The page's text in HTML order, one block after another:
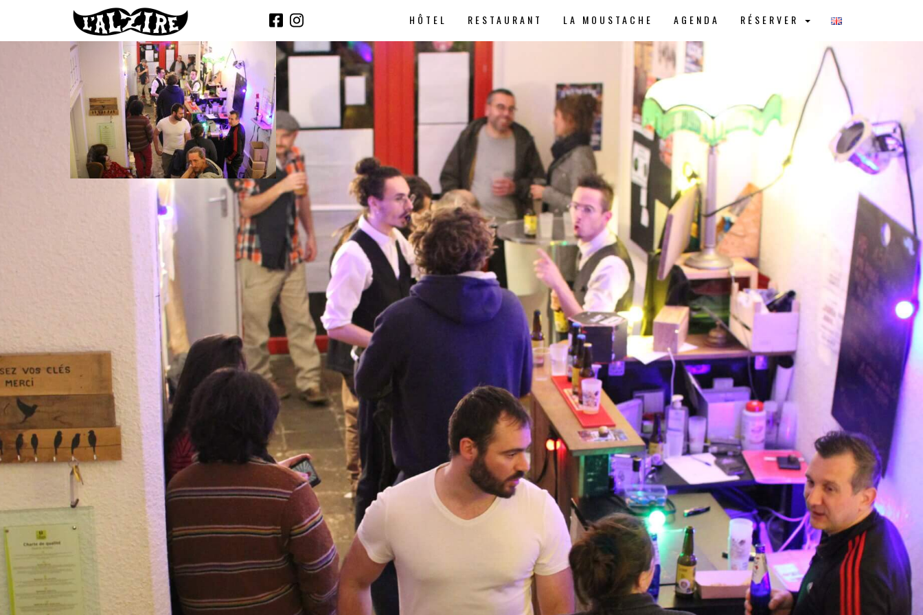
HÔTEL RESTAURANT LA MOUSTACHE AGENDA RÉSERVER